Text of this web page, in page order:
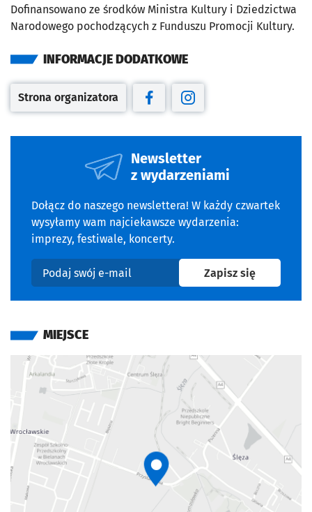
Dofinansowano ze środków Ministra Kultury i Dziedzictwa
Narodowego pochodzących z Funduszu Promocji Kultury.
INFORMACJE DODATKOWE
Otwiera się w nowej karcie
Strona organizatora
Otwiera się w nowej karcie
Otwiera się w nowej
Newsletter
z wydarzeniami
Dołącz do naszego newslettera! W każdy czwartek
wysyłamy wam najciekawsze wydarzenia:
imprezy, festiwale, koncerty.
Podaj swój e-mail
Zapisz sięna
MIEJSCE